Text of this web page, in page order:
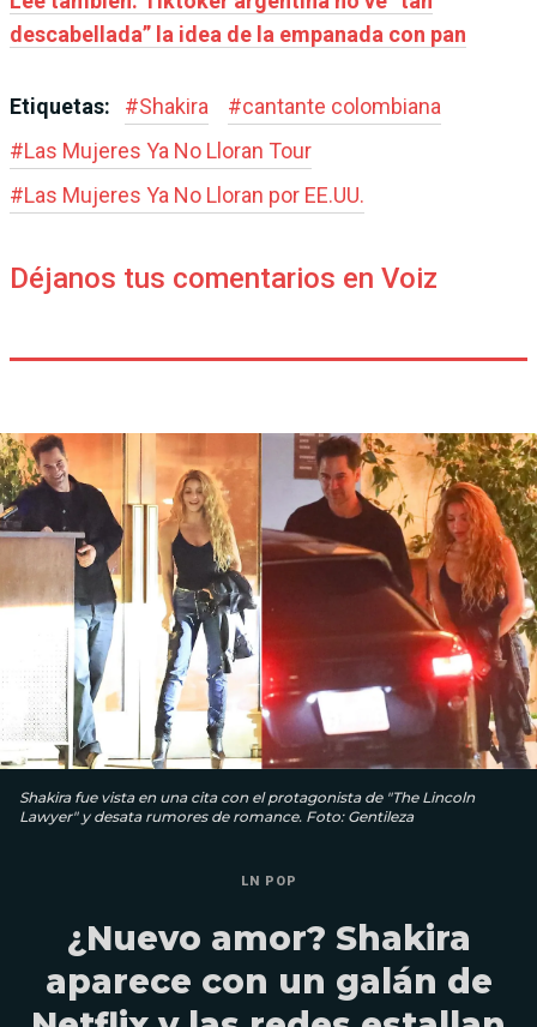
descabellada” la idea de la empanada con pan
Etiquetas: #Shakira #cantante colombiana
#Las Mujeres Ya No Lloran Tour
#Las Mujeres Ya No Lloran por EE.UU.
Déjanos tus comentarios en Voiz
Shakira fue vista en una cita con el protagonista de "The Lincoln
Lawyer" y desata rumores de romance. Foto: Gentileza
LN POP
¿Nuevo amor? Shakira
aparece con un galán de